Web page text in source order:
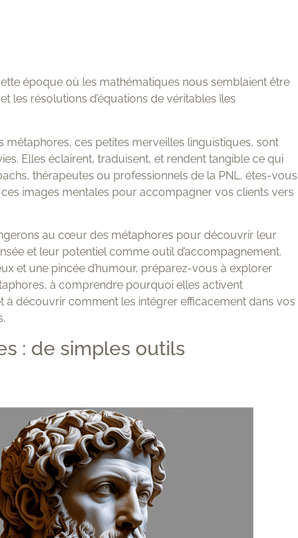
époque où les mathématiques nous semblaient être
les résolutions d’équations de véritables îles
métaphores, ces petites merveilles linguistiques, sont
Elles éclairent, traduisent, et rendent tangible ce qui
thérapeutes ou professionnels de la PNL, étes-vous
images mentales pour accompagner vos clients vers
au cœur des métaphores pour découvrir leur
et leur potentiel comme outil d’accompagnement.
et une pincée d’humour, préparez-vous à explorer
à comprendre pourquoi elles activent
à découvrir comment les intégrer efficacement dans vos
: de simples outils